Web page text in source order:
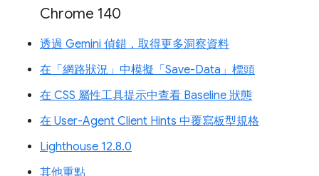
Chrome 140
透過 Gemini 偵錯，取得更多洞察資料
在「網路狀況」中模擬「Save-Data」標頭
在 CSS 屬性工具提示中查看 Baseline 狀態
在 User-Agent Client Hints 中覆寫板型規格
Lighthouse 12.8.0
其他重點